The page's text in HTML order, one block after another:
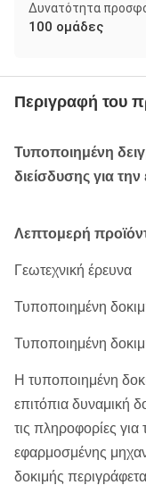
Δυνατότητα
100 ομάδες
Περιγραφή του
Τυποποιημένη
διείσδυσης για
Λεπτομερή
Γεωτεχνική έρευνα
Τυποποιημένη
Τυποποιημένη
Η τυποποιημένη
επιτόπια δυναμική
τις πληροφορίες για
εφαρμοσμένης
δοκιμής